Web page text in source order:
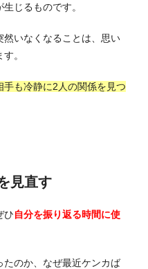
じるものです。
然いなくなることは、思い
。
も冷静に2人の関係を見つ
見直す
ひ自分を振り返る時間に使
たのか、なぜ最近ケンカば